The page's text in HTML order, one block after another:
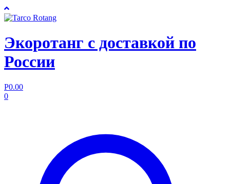
Экоротанг с доставкой по
России
Р0.00
0